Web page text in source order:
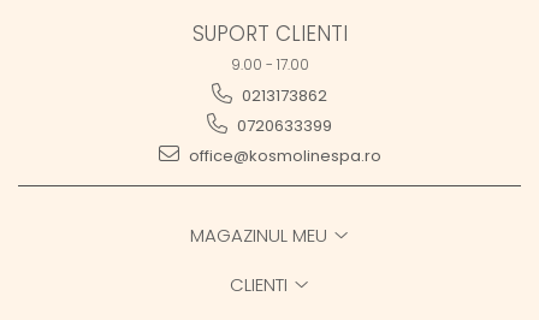
SUPORT CLIENTI
9.00 - 17.00
0213173862
0720633399
office@kosmolinespa.ro
MAGAZINUL MEU
CLIENTI